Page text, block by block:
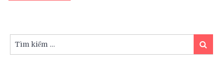
cực
sang
kiếm:
Tìm
kiếm